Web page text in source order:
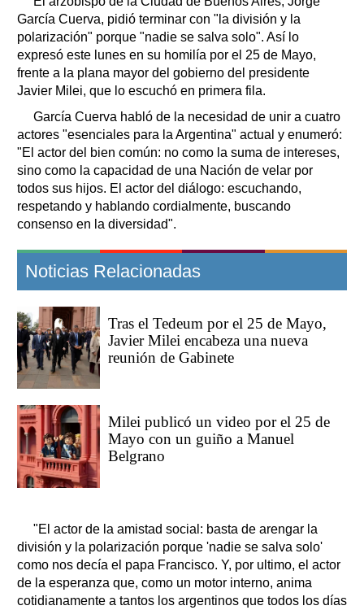
García Cuerva, pidió terminar con "la división y la
polarización" porque "nadie se salva solo". Así lo
expresó este lunes en su homilía por el 25 de Mayo,
frente a la plana mayor del gobierno del presidente
Javier Milei, que lo escuchó en primera fila.
García Cuerva habló de la necesidad de unir a cuatro
actores "esenciales para la Argentina" actual y enumeró:
"El actor del bien común: no como la suma de intereses,
sino como la capacidad de una Nación de velar por
todos sus hijos. El actor del diálogo: escuchando,
respetando y hablando cordialmente, buscando
consenso en la diversidad".
Noticias Relacionadas
Tras el Tedeum por el 25 de Mayo,
Javier Milei encabeza una nueva
reunión de Gabinete
Milei publicó un video por el 25 de
Mayo con un guiño a Manuel
Belgrano
"El actor de la amistad social: basta de arengar la
división y la polarización porque 'nadie se salva solo'
como nos decía el papa Francisco. Y, por ultimo, el actor
de la esperanza que, como un motor interno, anima
cotidianamente a tantos los argentinos que todos los días